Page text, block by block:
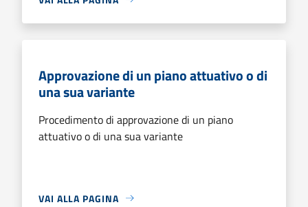
Approvazione di un piano attuativo o di
una sua variante
Procedimento di approvazione di un piano
attuativo o di una sua variante
VAI ALLA PAGINA